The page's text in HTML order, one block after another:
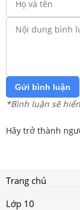
Gửi bình luận
*Bình luận sẽ
Hãy trở thành
Trang chủ
Lớp 10